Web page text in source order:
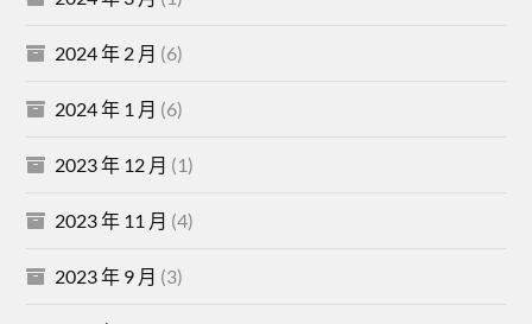
2024 年 2 月 (6)
2024 年 1 月 (6)
2023 年 12 月 (1)
2023 年 11 月 (4)
2023 年 9 月 (3)